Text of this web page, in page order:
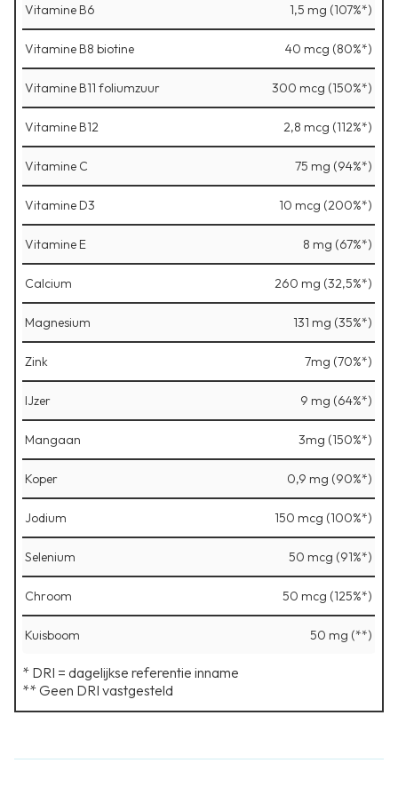
Vitamine B6 1,5 mg (107%*)
Vitamine B8 biotine 40 mcg (80%*)
Vitamine B11 foliumzuur 300 mcg (150%*)
Vitamine B12 2,8 mcg (112%*)
Vitamine C 75 mg (94%*)
Vitamine D3 10 mcg (200%*)
Vitamine E 8 mg (67%*)
Calcium 260 mg (32,5%*)
Magnesium 131 mg (35%*)
Zink 7mg (70%*)
IJzer 9 mg (64%*)
Mangaan 3mg (150%*)
Koper 0,9 mg (90%*)
Jodium 150 mcg (100%*)
Selenium 50 mcg (91%*)
Chroom 50 mcg (125%*)
Kuisboom 50 mg (**)
* DRI = dagelijkse referentie inname
** Geen DRI vastgesteld